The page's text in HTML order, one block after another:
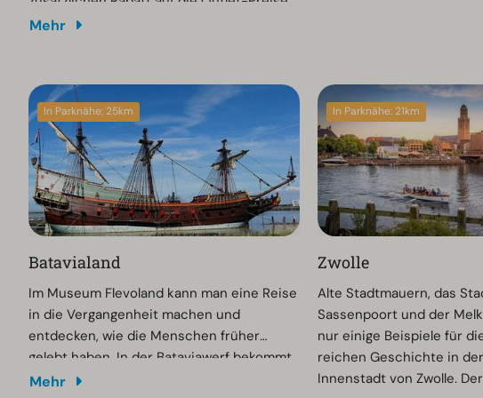
internationale Marken.
der teilnehmenden Marken erhält. Der
Mehr
der Hafen, der direkt mit
verbunden ist.
In Parknähe: 25km
Batavialand
Im Museum Flevoland kann man eine Reise
in die Vergangenheit machen und
entdecken, wie die Menschen früher
gelebt haben. In der Bataviawerf bekommt
man eine Vorstellung davon, wie früher
Mehr
In Parknähe: 21km
Zwolle
Alte Stadtmauern, das
Sassenpoort und der
nur einige Beispiele für
reichen Geschichte in
Innenstadt von Zwolle.